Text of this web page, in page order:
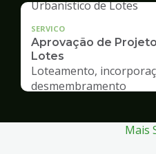
SERVICO
Aprovação de
Lotes
Loteamento,
desmembramento
Mais